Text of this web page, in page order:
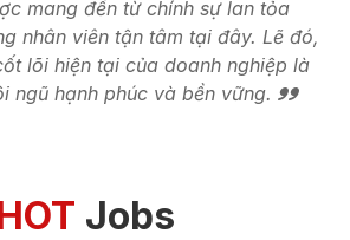
mang đến từ chính sự lan tỏa
nhân viên tận tâm tại đây. Lẽ đó,
lõi hiện tại của doanh nghiệp là
ngũ hạnh phúc và bền vững.
Jobs